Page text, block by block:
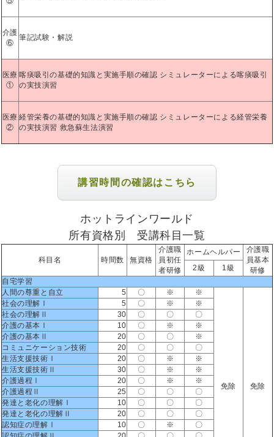
介護
⑥
筆記試験・解説
医療
①
喀痰吸引の基礎的知識と実施手順の確認 シミュレーターによる喀痰吸引
の実技演習
医療
②
経管栄養の基礎的知識と実施手順の確認 シミュレーターによる経管栄養
の実技演習 救急蘇生法演習
講習時間の確認はこちら
ホットラインワールド
所有資格別 受講科目一覧
科目名 時間数 無資格
介護職
員初任
者研修
ホームヘルパー
介護職
員基本
研修
2級
1級
自宅学習
人間の尊重と自立
5 〇 ※ ※
免除 免除
社会の理解Ⅰ 5 〇 ※
※
社会の理解Ⅱ
30 〇 〇
〇
介護の基本Ⅰ
10 〇 ※
※
介護の基本Ⅱ
20 〇 〇
※
コミュニケーション技術
20 〇 〇
〇
生活支援技術Ⅰ
20 〇 ※
※
生活支援技術Ⅱ
30 〇 ※
※
介護過程Ⅰ
20 〇 ※
※
介護過程Ⅱ
25 〇 〇
〇
発達と老化の理解Ⅰ
10 〇 〇
〇
発達と老化の理解Ⅱ
20 〇 〇
〇
認知症の理解Ⅰ
10 〇 ※
〇